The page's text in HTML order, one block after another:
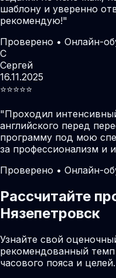
шаблону и уверенно
рекомендую!"
Проверено • Онлайн-
С
Сергей
16.11.2025
⭐️⭐️⭐️⭐️⭐️
"Проходил
английского перед
программу под мою
за профессионализм и
Проверено • Онлайн-
Рассчитайте
Нязепетровск
Узнайте свой
рекомендованный
часового пояса и целей.